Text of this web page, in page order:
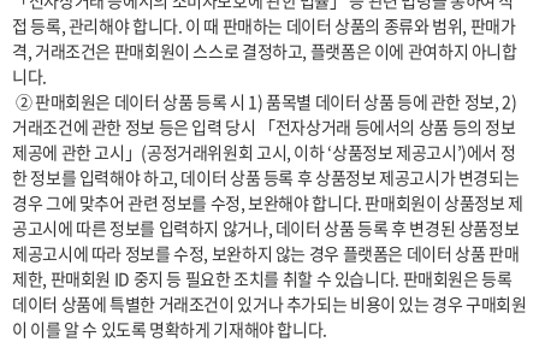
접 등록, 관리해야 합니다. 이 때 판매하는 데이터 상품의 종류와 범위, 판매가
격, 거래조건은 판매회원이 스스로 결정하고, 플랫폼은 이에 관여하지 아니합
니다.
거래조건에 관한 정보 등은 입력 당시 「전자상거래 등에서의 상품 등의 정보
제공에 관한 고시」(공정거래위원회 고시, 이하 ‘상품정보 제공고시’)에서 정
한 정보를 입력해야 하고, 데이터 상품 등록 후 상품정보 제공고시가 변경되는
경우 그에 맞추어 관련 정보를 수정, 보완해야 합니다. 판매회원이 상품정보 제
공고시에 따른 정보를 입력하지 않거나, 데이터 상품 등록 후 변경된 상품정보
제공고시에 따라 정보를 수정, 보완하지 않는 경우 플랫폼은 데이터 상품 판매
제한, 판매회원 ID 중지 등 필요한 조치를 취할 수 있습니다. 판매회원은 등록
데이터 상품에 특별한 거래조건이 있거나 추가되는 비용이 있는 경우 구매회원
이 이를 알 수 있도록 명확하게 기재해야 합니다.